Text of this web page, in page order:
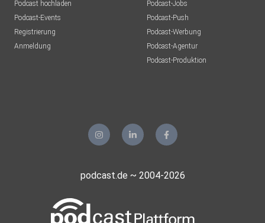
Podcast hochladen
Podcast-Events
Registrierung
Anmeldung
Podcast-Jobs
Podcast-Push
Podcast-Werbung
Podcast-Agentur
Podcast-Produktion
podcast.de ~ 2004-2026